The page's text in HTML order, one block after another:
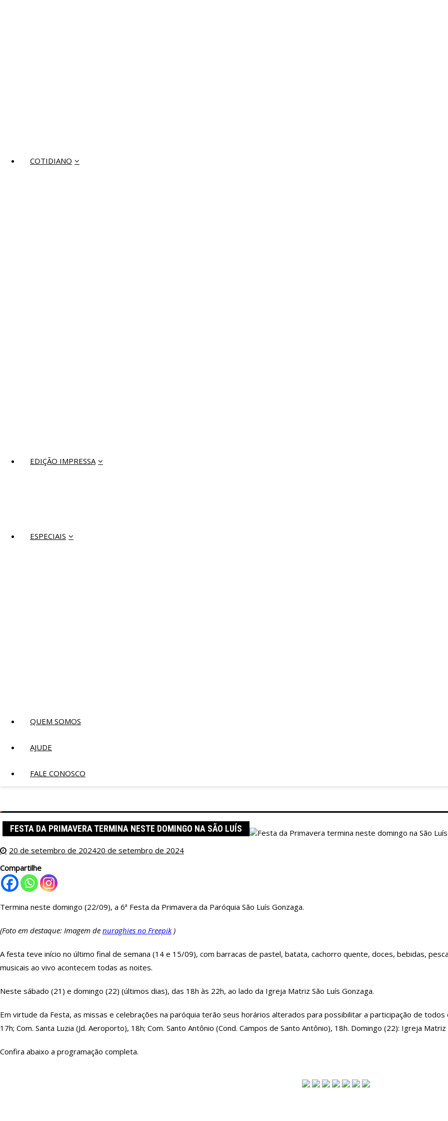
COTIDIANO
EDIÇÃO IMPRESSA
ESPECIAIS
QUEM SOMOS
AJUDE
FALE CONOSCO
FESTA DA PRIMAVERA TERMINA NESTE DOMINGO NA SÃO LUÍS
20 de setembro de 202420 de setembro de 2024
Compartilhe
Termina neste domingo (22/09), a 6ª Festa da Primavera da Paróquia São Luís Gonzaga.
(Foto em destaque: Imagem de nuraghies no Freepik)
A festa teve início no último final de semana (14 e 15/09), com barracas de pastel, batata, cachorro quente, doces, bebidas,
musicais ao vivo acontecem todas as noites.
Neste sábado (21) e domingo (22) (últimos dias), das 18h às 22h, ao lado da Igreja Matriz São Luís Gonzaga.
Em virtude da Festa, as missas e celebrações na paróquia terão seus horários alterados para possibilitar a participação de todos
17h; Com. Santa Luzia (Jd. Aeroporto), 18h; Com. Santo Antônio (Cond. Campos de Santo Antônio), 18h. Domingo (22): Igreja Matriz
Confira abaixo a programação completa.